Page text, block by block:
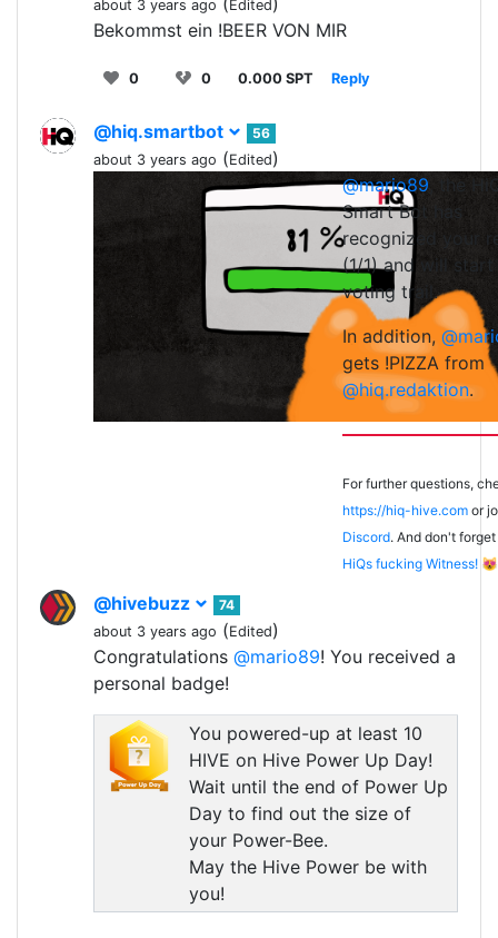
about 3 years ago
Edited
Bekommst ein !BEER VON MIR
0 0 0.000 SPT Reply
@hiq.smartbot
56
about 3 years ago (Edited)
@mario89 , the
Smart Bot has
recognized your
(1/1) and will start
voting trail.
In addition,
gets !PIZZA from
@hiq.redaktion.
For further questions,
https://hiq-hive.com or
Discord. And don't
HiQs fucking Witness! 😻
0
@hivebuzz
74
about 3 years ago (Edited)
Congratulations @mario89! You received a
personal badge!
You powered-up at least 10
HIVE on Hive Power Up Day!
Wait until the end of Power Up
Day to find out the size of
your Power-Bee.
May the Hive Power be with
you!